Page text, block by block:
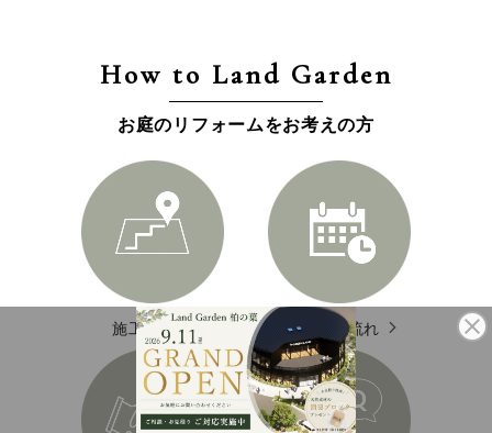
How to Land Garden
お庭のリフォームをお考えの方
施工エリア 施工の流れ